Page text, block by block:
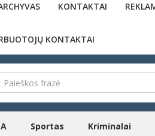
KONTAKTAI
KONTAKTAI
Sportas Kriminalai